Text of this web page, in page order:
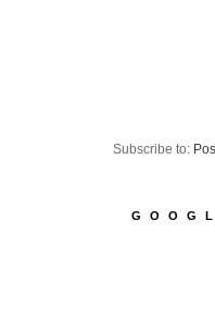
Subscribe to: